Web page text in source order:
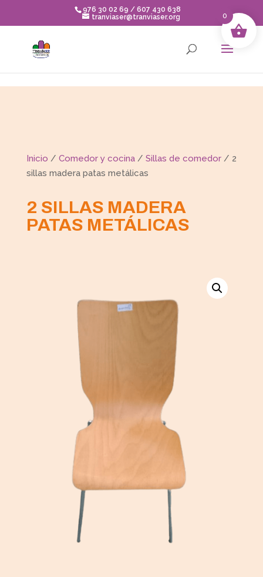
976 30 02 69 / 607 430 638
tranviaser@tranviaser.org
Inicio / Comedor y cocina/ Sillas de comedor/ 2
sillas madera patas metálicas
2 SILLAS MADERA
PATAS METÁLICAS
0